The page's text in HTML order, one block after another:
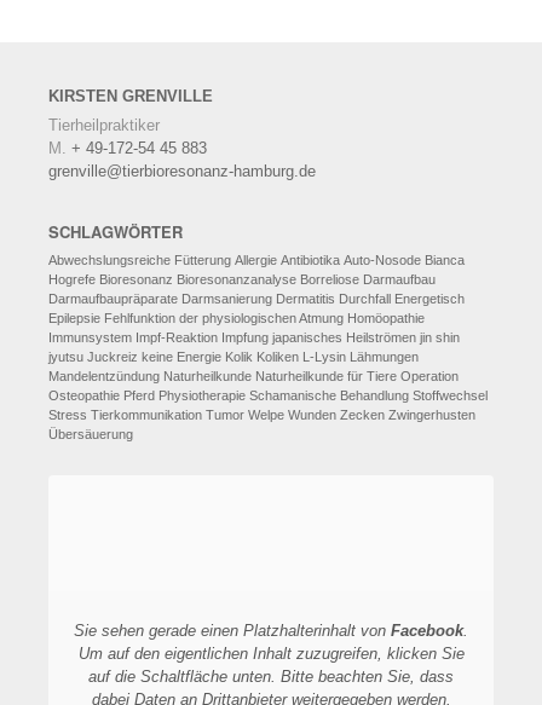
KIRSTEN GRENVILLE
Tierheilpraktiker
M. + 49-172-54 45 883
grenville@tierbioresonanz-hamburg.de
SCHLAGWÖRTER
Abwechslungsreiche Fütterung Allergie Antibiotika Auto-Nosode Bianca
Hogrefe Bioresonanz Bioresonanzanalyse Borreliose Darmaufbau
Darmaufbaupräparate Darmsanierung Dermatitis Durchfall Energetisch
Epilepsie Fehlfunktion der physiologischen Atmung Homöopathie
Immunsystem Impf-Reaktion Impfung japanisches Heilströmen jin shin
jyutsu Juckreiz keine Energie Kolik Koliken L-Lysin Lähmungen
Mandelentzündung Naturheilkunde Naturheilkunde für Tiere Operation
Osteopathie Pferd Physiotherapie Schamanische Behandlung Stoffwechsel
Stress Tierkommunikation Tumor Welpe Wunden Zecken Zwingerhusten
Übersäuerung
Sie sehen gerade einen Platzhalterinhalt von Facebook.
Um auf den eigentlichen Inhalt zuzugreifen, klicken Sie
auf die Schaltfläche unten. Bitte beachten Sie, dass
dabei Daten an Drittanbieter weitergegeben werden.